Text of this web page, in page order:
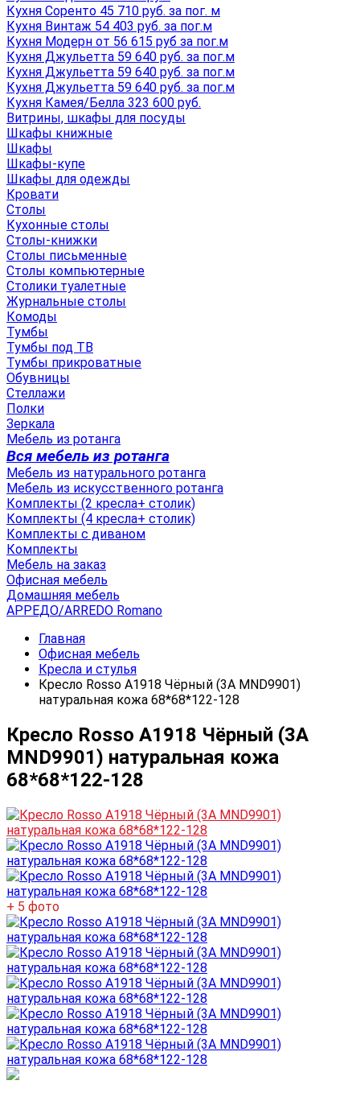
Кухня Соренто 45 710 руб. за пог. м
Кухня Винтаж 54 403 руб. за пог.м
Кухня Модерн от 56 615 руб за пог.м
Кухня Джульетта 59 640 руб. за пог.м
Кухня Джульетта 59 640 руб. за пог.м
Кухня Джульетта 59 640 руб. за пог.м
Кухня Камея/Белла 323 600 руб.
Витрины, шкафы для посуды
Шкафы книжные
Шкафы
Шкафы-купе
Шкафы для одежды
Кровати
Столы
Кухонные столы
Столы-книжки
Столы письменные
Столы компьютерные
Столики туалетные
Журнальные столы
Комоды
Тумбы
Тумбы под ТВ
Тумбы прикроватные
Обувницы
Стеллажи
Полки
Зеркала
Мебель из ротанга
Вся мебель из ротанга
Мебель из натурального ротанга
Мебель из искусственного ротанга
Комплекты (2 кресла+ столик)
Комплекты (4 кресла+ столик)
Комплекты с диваном
Комплекты
Мебель на заказ
Офисная мебель
Домашняя мебель
АРРЕДО/ARREDO Romano
Главная
Офисная мебель
Кресла и стулья
Кресло Rosso А1918 Чёрный (3A MND9901)
натуральная кожа 68*68*122-128
Кресло Rosso А1918 Чёрный (3A
MND9901) натуральная кожа
68*68*122-128
+ 5 фото